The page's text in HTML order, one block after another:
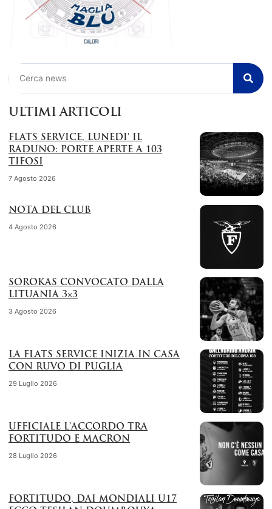
ULTIMI ARTICOLI
FLATS SERVICE, LUNEDI’ IL
RADUNO: PORTE APERTE A 103
TIFOSI
7 Agosto 2026
NOTA DEL CLUB
4 Agosto 2026
SOROKAS CONVOCATO DALLA
LITUANIA 3×3
3 Agosto 2026
LA FLATS SERVICE INIZIA IN CASA
CON RUVO DI PUGLIA
29 Luglio 2026
UFFICIALE L’ACCORDO TRA
FORTITUDO E MACRON
28 Luglio 2026
FORTITUDO, DAI MONDIALI U17